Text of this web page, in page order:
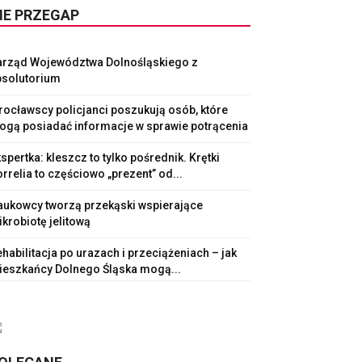
PRZEGAP
Województwa Dolnośląskiego z
policjanci poszukują osób, które
posiadać informacje w sprawie potrącenia
kleszcz to tylko pośrednik. Krętki
to częściowo „prezent” od...
tworzą przekąski wspierające
jelitową
po urazach i przeciążeniach – jak
Dolnego Śląska mogą...